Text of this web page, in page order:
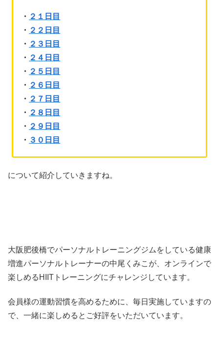
・ ２１日目
・ ２２日目
・ ２３日目
・ ２４日目
・ ２５日目
・ ２６日目
・ ２７日目
・ ２８日目
・ ２９日目
・ ３０日目
について紹介していきますね。
大阪肥後橋でパーソナルトレーニングジムをしている健康
増進パーソナルトレーナーの中尾くみこが、オンラインで
楽しめるHIITトレーニングにチャレンジしています。
会員様の運動習慣を高めるために、毎日実施していますの
で、一緒に楽しめるとご好評をいただいています。